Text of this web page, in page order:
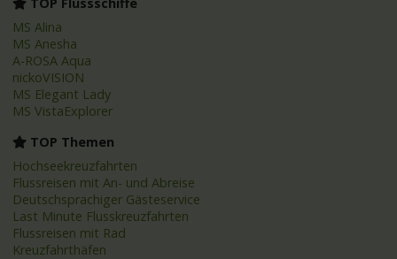
MS Alina
MS Anesha
A-ROSA Aqua
nickoVISION
MS Elegant Lady
MS VistaExplorer
TOP Themen
Hochseekreuzfahrten
Flussreisen mit An- und Abreise
Deutschsprachiger Gästeservice
Last Minute Flusskreuzfahrten
Flussreisen mit Rad
Kreuzfahrthäfen